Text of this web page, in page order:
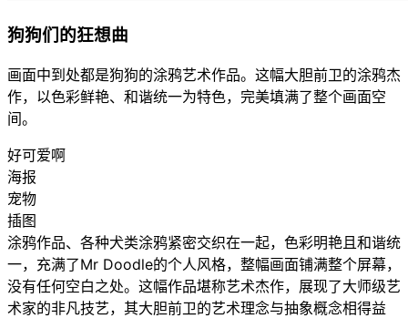
狗狗们的狂想曲
画面中到处都是狗狗的涂鸦艺术作品。这幅大胆前卫的涂鸦杰
作，以色彩鲜艳、和谐统一为特色，完美填满了整个画面空
间。
好可爱啊
海报
宠物
插图
涂鸦作品、各种犬类涂鸦紧密交织在一起，色彩明艳且和谐统
一，充满了Mr Doodle的个人风格，整幅画面铺满整个屏幕，
没有任何空白之处。这幅作品堪称艺术杰作，展现了大师级艺
术家的非凡技艺，其大胆前卫的艺术理念与抽象概念相得益